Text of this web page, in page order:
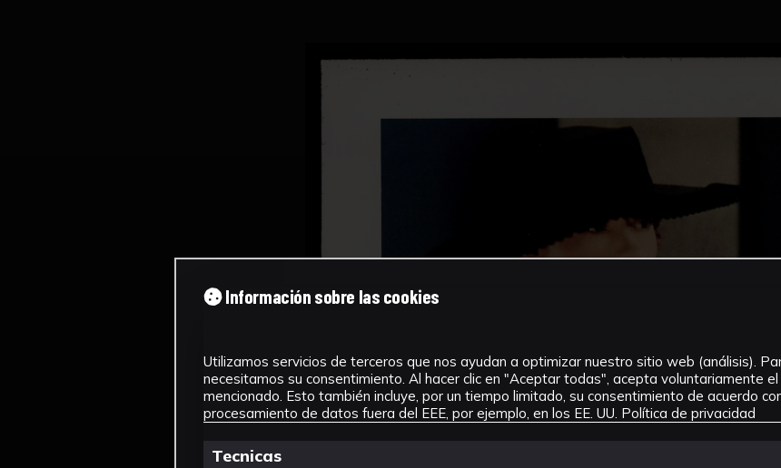
Información sobre las cookies
Utilizamos servicios de terceros que nos ayudan a optimizar nuestro sitio web (análisis).
necesitamos su consentimiento. Al hacer clic en "Aceptar todas", acepta voluntariamente
mencionado. Esto también incluye, por un tiempo limitado, su consentimiento de acuerdo
procesamiento de datos fuera del EEE, por ejemplo, en los EE. UU. Política de privacidad
Tecnicas